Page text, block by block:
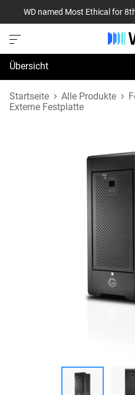
WD named Most Ethical for
Übersicht
Technische Daten
Startseite Alle Produkte
Externe Festplatte